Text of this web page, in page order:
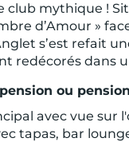
club mythique !
d’Amour »
s’est refait
redécorés dans
ou
avec vue sur
tapas, bar